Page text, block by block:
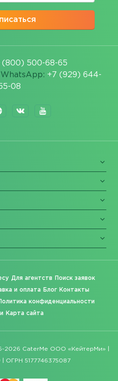
(800) 500-68-65
WhatsApp: +7 (929) 644-
08
Для агентств Поиск заявок
и оплата Блог Контакты
конфиденциальности
Карта сайта
2026 CaterMe ООО «КейтерМи» |
ОГРН 5177746375087